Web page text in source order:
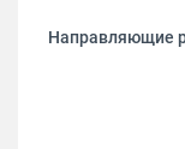
Направляющие